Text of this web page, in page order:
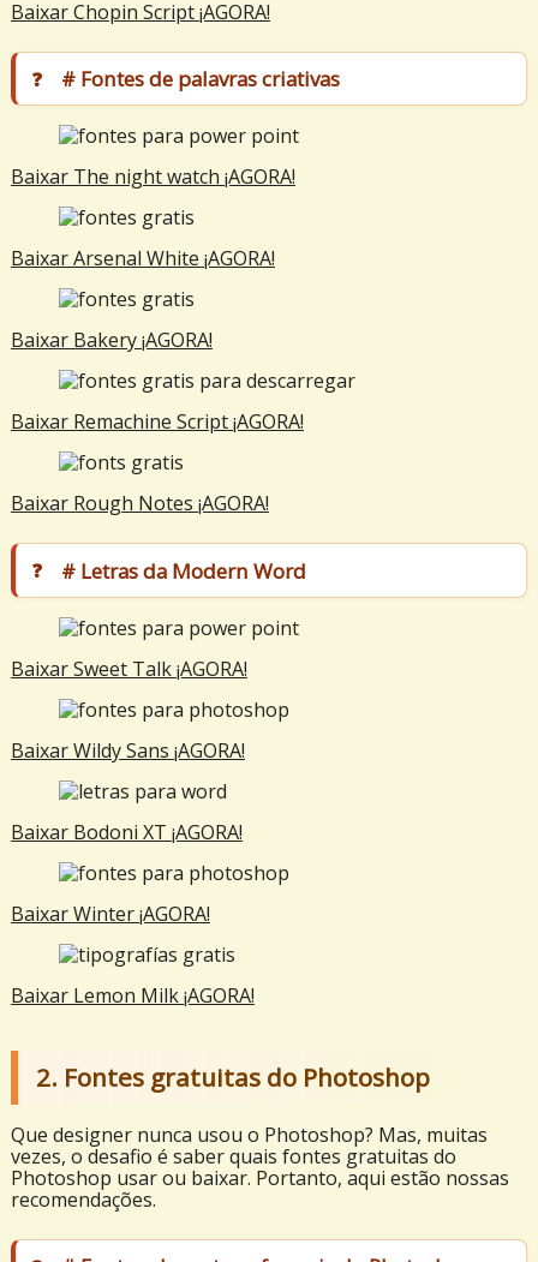
Baixar Chopin Script ¡AGORA!
# Fontes de palavras criativas
Baixar The night watch ¡AGORA!
Baixar Arsenal White ¡AGORA!
Baixar Bakery ¡AGORA!
Baixar Remachine Script ¡AGORA!
Baixar Rough Notes ¡AGORA!
# Letras da Modern Word
Baixar Sweet Talk ¡AGORA!
Baixar Wildy Sans ¡AGORA!
Baixar Bodoni XT ¡AGORA!
Baixar Winter ¡AGORA!
Baixar Lemon Milk ¡AGORA!
2. Fontes gratuitas do Photoshop
Que designer nunca usou o Photoshop? Mas, muitas
vezes, o desafio é saber quais fontes gratuitas do
Photoshop usar ou baixar. Portanto, aqui estão nossas
recomendações.